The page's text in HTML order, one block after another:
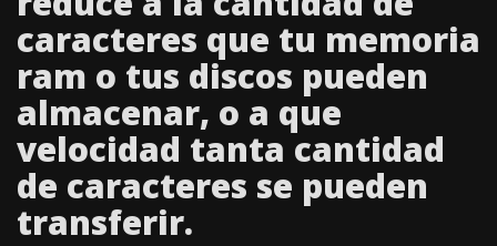
caracteres que tu memoria
ram o tus discos pueden
almacenar, o a que
velocidad tanta cantidad
de caracteres se pueden
transferir.